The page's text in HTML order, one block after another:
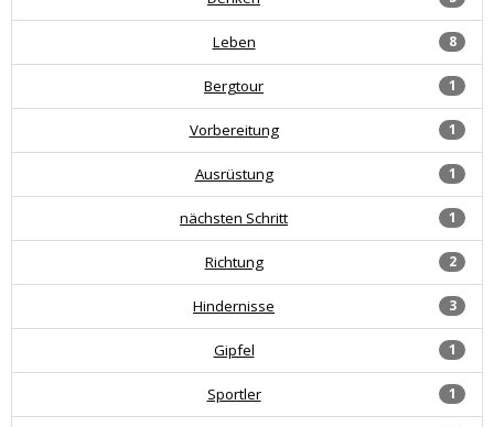
8
Leben
1
Bergtour
1
Vorbereitung
1
Ausrüstung
1
nächsten Schritt
2
Richtung
3
Hindernisse
1
Gipfel
1
Sportler